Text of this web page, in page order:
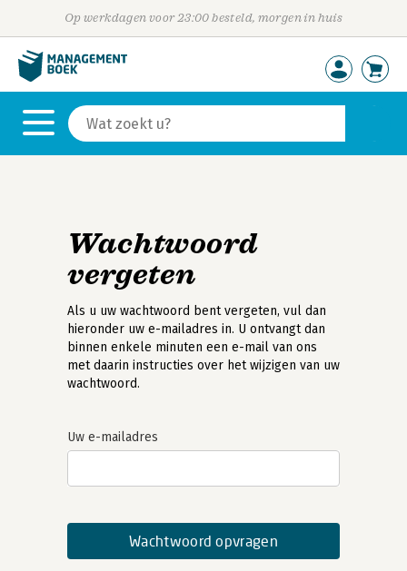
Op werkdagen voor 23:00 besteld, morgen in huis
Wachtwoord
vergeten
Als u uw wachtwoord bent vergeten, vul dan
hieronder uw e-mailadres in. U ontvangt dan
binnen enkele minuten een e-mail van ons
met daarin instructies over het wijzigen van uw
wachtwoord.
Uw e-mailadres